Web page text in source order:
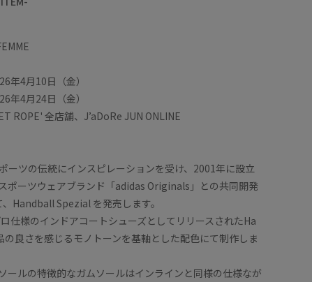
年4月10日（金）
年4月24日（金）
ROPE' 全店舗、J’aDoRe JUN ONLINE
ーツの伝統にインスピレーションを受け、2001年に設立
ポーツウェアブランド「adidas Originals」との共同開発
Handball Spezial を発売します。
仕様のインドアコートシューズとしてリリースされたHa
良さを感じるモノトーンを基軸とした配色にて制作しま
ールの特徴的なガムソールはインラインと同様の仕様なが